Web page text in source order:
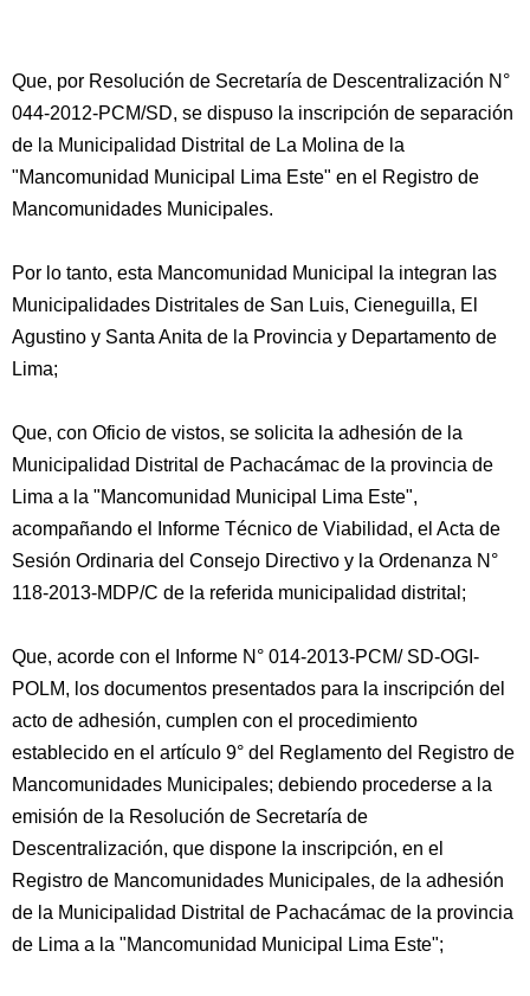
Que, por Resolución de Secretaría de Descentralización N°
044-2012-PCM/SD, se dispuso la inscripción de separación
de la Municipalidad Distrital de La Molina de la
"Mancomunidad Municipal Lima Este" en el Registro de
Mancomunidades Municipales.
Por lo tanto, esta Mancomunidad Municipal la integran las
Municipalidades Distritales de San Luis, Cieneguilla, El
Agustino y Santa Anita de la Provincia y Departamento de
Lima;
Que, con Oficio de vistos, se solicita la adhesión de la
Municipalidad Distrital de Pachacámac de la provincia de
Lima a la "Mancomunidad Municipal Lima Este",
acompañando el Informe Técnico de Viabilidad, el Acta de
Sesión Ordinaria del Consejo Directivo y la Ordenanza N°
118-2013-MDP/C de la referida municipalidad distrital;
Que, acorde con el Informe N° 014-2013-PCM/ SD-OGI-
POLM, los documentos presentados para la inscripción del
acto de adhesión, cumplen con el procedimiento
establecido en el artículo 9° del Reglamento del Registro de
Mancomunidades Municipales; debiendo procederse a la
emisión de la Resolución de Secretaría de
Descentralización, que dispone la inscripción, en el
Registro de Mancomunidades Municipales, de la adhesión
de la Municipalidad Distrital de Pachacámac de la provincia
de Lima a la "Mancomunidad Municipal Lima Este";